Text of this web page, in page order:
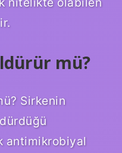
mü?
Sirkenin
antimikrobiyal